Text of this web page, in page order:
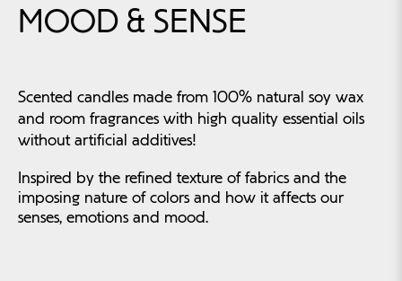
MOOD & SENSE
Scented candles made from 100% natural soy wax
and room fragrances with high quality essential oils
without artificial additives!
Inspired by the refined texture of fabrics and the
imposing nature of colors and how it affects our
senses, emotions and mood.